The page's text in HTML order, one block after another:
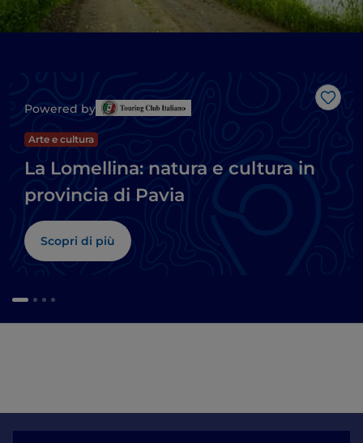
Like
Powered by
Arte e cultura
La Lomellina: natura e cultura in
provincia di Pavia
Scopri di più